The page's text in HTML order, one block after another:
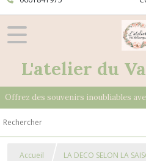
L'atelier du
Accueil LA DECO SELON LA